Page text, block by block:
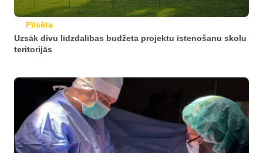
Pilsēta
Uzsāk divu līdzdalības budžeta projektu īstenošanu skolu
teritorijās